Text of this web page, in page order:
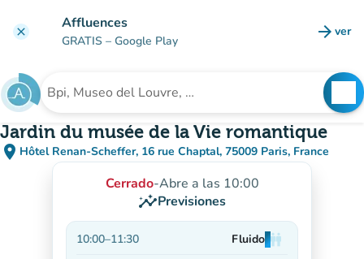
clear Affluences
GRATIS – Google Play arrow_forward ver
Buscar un establecimiento
Jardin du musée de la Vie romantique
place Hôtel Renan-Scheffer, 16 rue Chaptal, 75009 Paris, France
(abrir en Google Maps)
(nueva pestaña)
Cerrado-Abre a las 10:00
insightsPrevisiones
10:00–11:30 Fluidoman
man
man